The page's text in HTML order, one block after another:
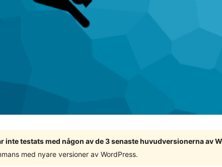
inte testats med någon av de 3 senaste huvudversionerna av
med nyare versioner av WordPress.